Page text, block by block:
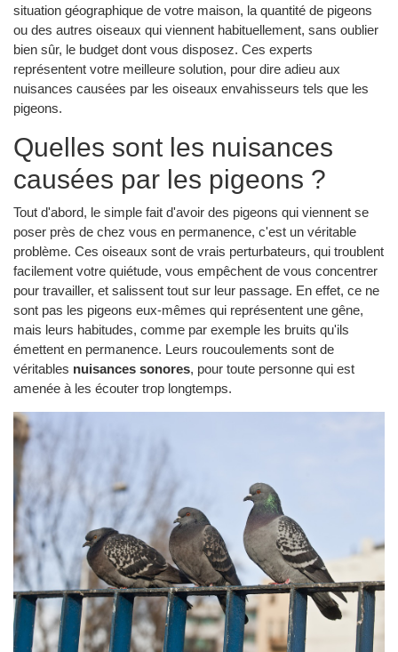
situation géographique de votre maison, la quantité de pigeons
ou des autres oiseaux qui viennent habituellement, sans oublier
bien sûr, le budget dont vous disposez. Ces experts
représentent votre meilleure solution, pour dire adieu aux
nuisances causées par les oiseaux envahisseurs tels que les
pigeons.
Quelles sont les nuisances
causées par les pigeons ?
Tout d'abord, le simple fait d'avoir des pigeons qui viennent se
poser près de chez vous en permanence, c'est un véritable
problème. Ces oiseaux sont de vrais perturbateurs, qui troublent
facilement votre quiétude, vous empêchent de vous concentrer
pour travailler, et salissent tout sur leur passage. En effet, ce ne
sont pas les pigeons eux-mêmes qui représentent une gêne,
mais leurs habitudes, comme par exemple les bruits qu'ils
émettent en permanence. Leurs roucoulements sont de
véritables nuisances sonores, pour toute personne qui est
amenée à les écouter trop longtemps.